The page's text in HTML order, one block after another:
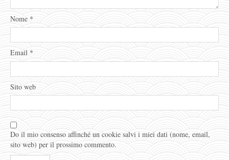
Nome *
Email *
Sito web
Do il mio consenso affinché un cookie salvi i miei dati (nome, email,
sito web) per il prossimo commento.